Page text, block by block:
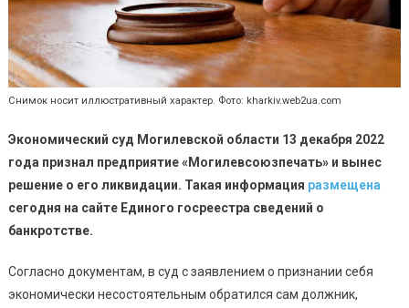
Снимок носит иллюстративный характер. Фото: kharkiv.web2ua.com
Экономический суд Могилевской области 13 декабря 2022
года признал предприятие «Могилевсоюзпечать» и вынес
решение о его ликвидации. Такая информация размещена
сегодня на сайте Единого госреестра сведений о
банкротстве.
Согласно документам, в суд с заявлением о признании себя
экономически несостоятельным обратился сам должник,